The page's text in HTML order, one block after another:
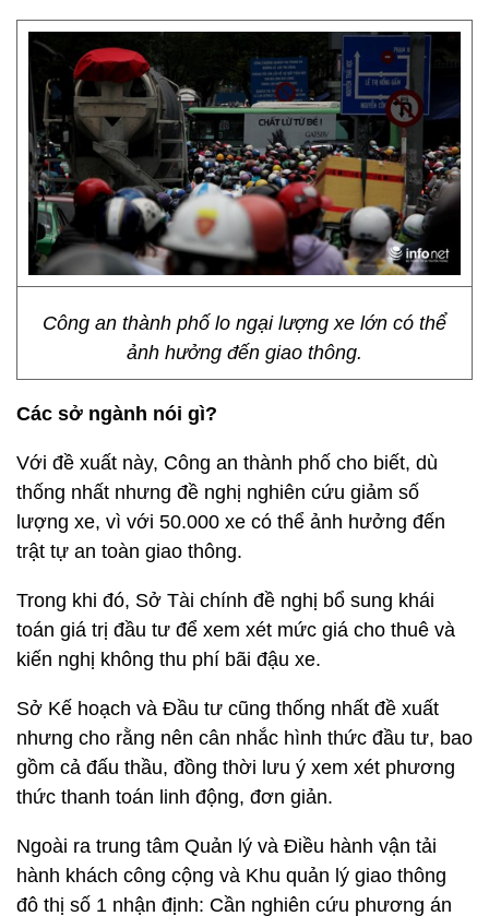
Công an thành phố lo ngại lượng xe lớn có thể
ảnh hưởng đến giao thông.
Các sở ngành nói gì?
Với đề xuất này, Công an thành phố cho biết, dù
thống nhất nhưng đề nghị nghiên cứu giảm số
lượng xe, vì với 50.000 xe có thể ảnh hưởng đến
trật tự an toàn giao thông.
Trong khi đó, Sở Tài chính đề nghị bổ sung khái
toán giá trị đầu tư để xem xét mức giá cho thuê và
kiến nghị không thu phí bãi đậu xe.
Sở Kế hoạch và Đầu tư cũng thống nhất đề xuất
nhưng cho rằng nên cân nhắc hình thức đầu tư, bao
gồm cả đấu thầu, đồng thời lưu ý xem xét phương
thức thanh toán linh động, đơn giản.
Ngoài ra trung tâm Quản lý và Điều hành vận tải
hành khách công cộng và Khu quản lý giao thông
đô thị số 1 nhận định: Cần nghiên cứu phương án